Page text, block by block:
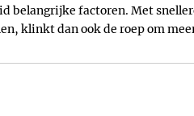
belangrijke factoren. Met
klinkt dan ook de roep om